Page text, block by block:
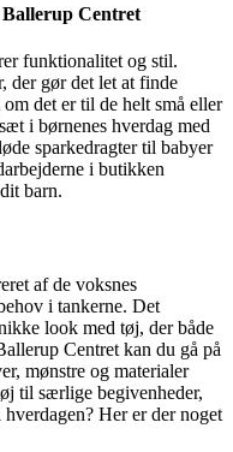
Centret
funktionalitet og stil.
der gør det let at finde
det er til de helt små eller
i børnenes hverdag med
sparkedragter til babyer
i butikken
barn.
af de voksnes
i tankerne. Det
look med tøj, der både
Centret kan du gå på
mønstre og materialer
til særlige begivenheder,
Her er der noget